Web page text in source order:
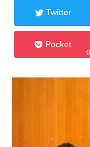
Twitter
Pocket
0